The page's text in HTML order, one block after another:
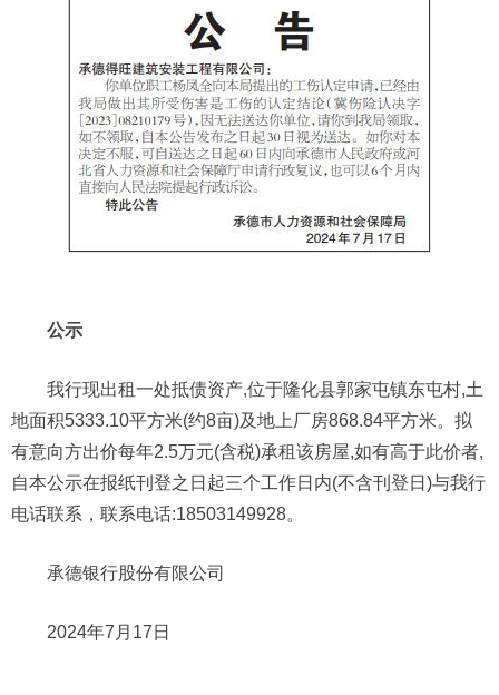
公示
我行现出租一处抵债资产,位于隆化县郭家屯镇东屯村,土
地面积5333.10平方米(约8亩)及地上厂房868.84平方米。拟
有意向方出价每年2.5万元(含税)承租该房屋,如有高于此价者,
自本公示在报纸刊登之日起三个工作日内(不含刊登日)与我行
电话联系，联系电话:18503149928。
承德银行股份有限公司
2024年7月17日